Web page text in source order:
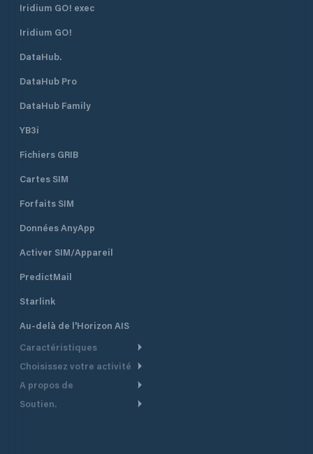
Iridium GO! exec
Iridium GO!
DataHub.
DataHub Pro
DataHub Family
YB3i
Fichiers GRIB
Cartes SIM
Forfaits SIM
Données AnyApp
Activer SIM/Appareil
PredictMail
Starlink
Au-delà de l'Horizon AIS
Caractéristiques
Routage Météo
Routage bateau à moteur
Choisissez votre activité
Croisière
A propos de
Aperçu
Soutien.